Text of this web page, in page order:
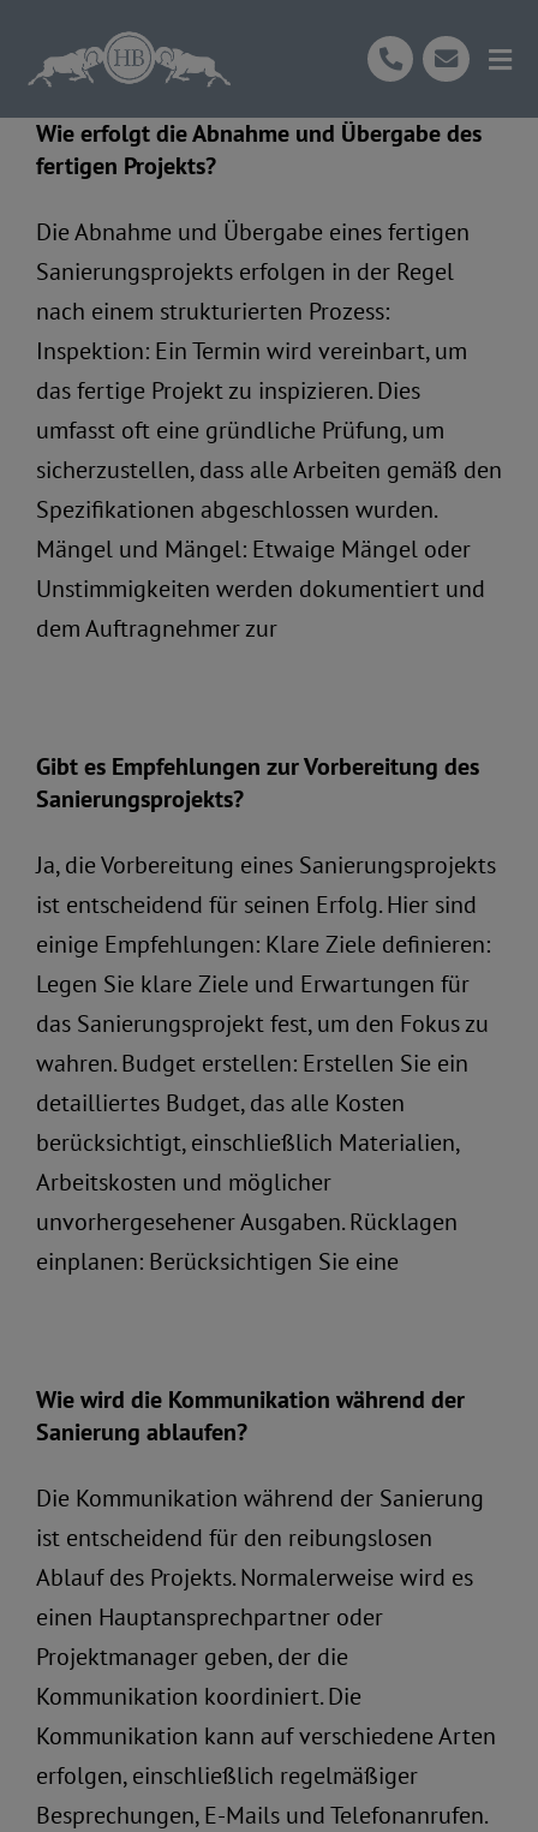
content
Start
Über Uns
Ihre Vorteile
Leistungen
Unser Prozess
0160 94942608
Kostenlose Beratung
Wie erfolgt die Abnahme und Übergabe des
fertigen Projekts?
Die Abnahme und Übergabe eines fertigen
Sanierungsprojekts erfolgen in der Regel
nach einem strukturierten Prozess:
Inspektion: Ein Termin wird vereinbart, um
das fertige Projekt zu inspizieren. Dies
umfasst oft eine gründliche Prüfung, um
sicherzustellen, dass alle Arbeiten gemäß den
Spezifikationen abgeschlossen wurden.
Mängel und Mängel: Etwaige Mängel oder
Unstimmigkeiten werden dokumentiert und
dem Auftragnehmer zur
Gibt es Empfehlungen zur Vorbereitung des
Sanierungsprojekts?
Ja, die Vorbereitung eines Sanierungsprojekts
ist entscheidend für seinen Erfolg. Hier sind
einige Empfehlungen: Klare Ziele definieren:
Legen Sie klare Ziele und Erwartungen für
das Sanierungsprojekt fest, um den Fokus zu
wahren. Budget erstellen: Erstellen Sie ein
detailliertes Budget, das alle Kosten
berücksichtigt, einschließlich Materialien,
Arbeitskosten und möglicher
unvorhergesehener Ausgaben. Rücklagen
einplanen: Berücksichtigen Sie eine
Wie wird die Kommunikation während der
Sanierung ablaufen?
Die Kommunikation während der Sanierung
ist entscheidend für den reibungslosen
Ablauf des Projekts. Normalerweise wird es
einen Hauptansprechpartner oder
Projektmanager geben, der die
Kommunikation koordiniert. Die
Kommunikation kann auf verschiedene Arten
erfolgen, einschließlich regelmäßiger
Besprechungen, E-Mails und Telefonanrufen.